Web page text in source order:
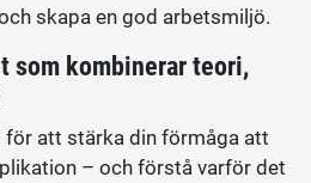
skapa en god arbetsmiljö.
som kombinerar teori,
för att stärka din förmåga att
– och förstå varför det